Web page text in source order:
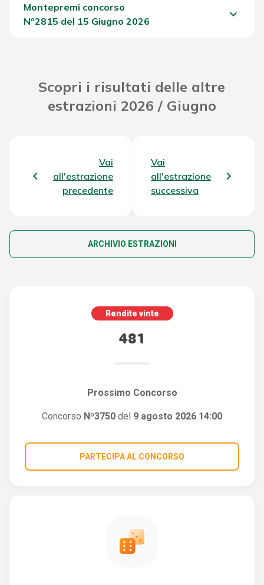
Montepremi concorso
Nº2815 del 15 Giugno 2026
keyboard_arrow_down
Scopri i risultati delle altre
estrazioni 2026 / Giugno
Vai
all'estrazione
precedente
Vai
all'estrazione
successiva
ARCHIVIO ESTRAZIONI
Rendite vinte
481
Prossimo Concorso
Concorso Nº3750 del 9 agosto 2026 14:00
PARTECIPA AL CONCORSO